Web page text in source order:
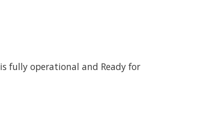
is fully operational and Ready for